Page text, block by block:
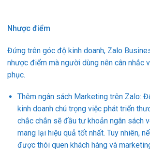
Nhược điểm
Đứng trên góc độ kinh doanh, Zalo
nhược điểm mà người dùng nên cân nhắc
phục.
Thêm ngân sách Marketing trên Zalo:
kinh doanh chú trọng việc phát triển
chắc chắn sẽ đầu tư khoản ngân sách
mang lại hiệu quả tốt nhất. Tuy nhiên,
được thói quen khách hàng và